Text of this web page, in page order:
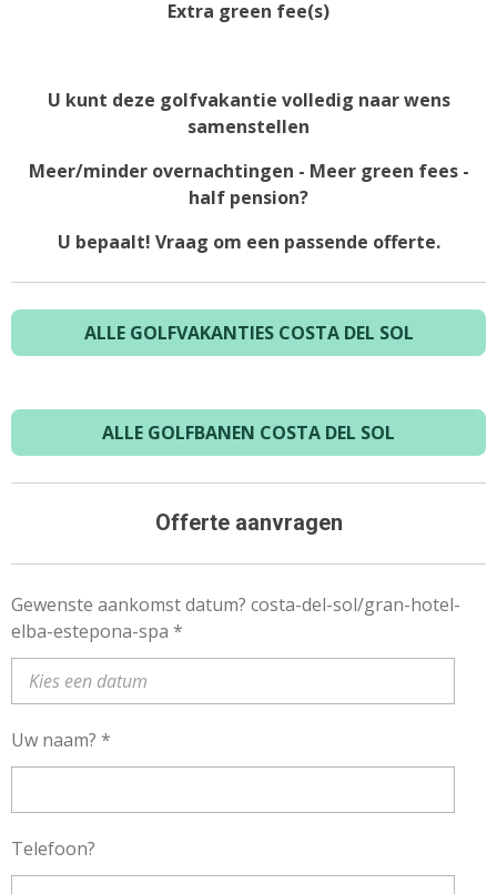
Extra green fee(s)
U kunt deze golfvakantie volledig naar wens
samenstellen
Meer/minder overnachtingen - Meer green fees -
half pension?
U bepaalt! Vraag om een passende offerte.
ALLE GOLFVAKANTIES COSTA DEL SOL
ALLE GOLFBANEN COSTA DEL SOL
Offerte aanvragen
Gewenste aankomst datum? costa-del-sol/gran-hotel-
elba-estepona-spa *
Uw naam? *
Telefoon?